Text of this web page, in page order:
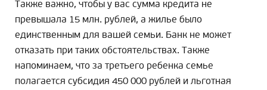
Также важно, чтобы у вас сумма кредита не
превышала 15 млн. рублей, а жилье было
единственным для вашей семьи. Банк не может
отказать при таких обстоятельствах. Также
напоминаем, что за третьего ребенка семье
полагается субсидия 450 000 рублей и льготная